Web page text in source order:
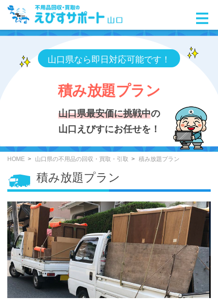
山口県なら即日対応可能です！
積み放題プラン
山口県最安価に挑戦中の
山口えびすにお任せを！
HOME 山口県の不用品の回収・買取・引取 積み放題プラン
積み放題プラン